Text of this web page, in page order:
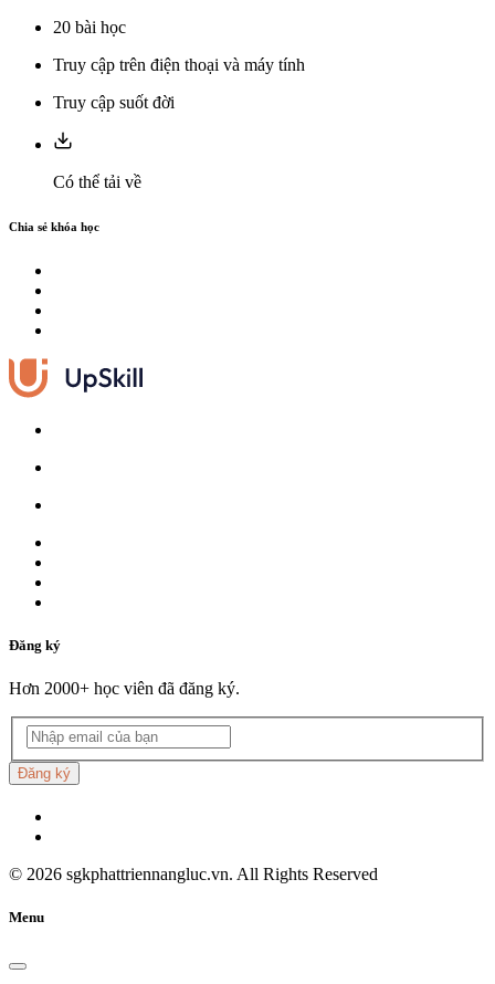
20 bài học
Truy cập trên điện thoại và máy tính
Truy cập suốt đời
Có thể tải về
Chia sẻ khóa học
Đăng ký
Hơn 2000+ học viên đã đăng ký.
Đăng ký
© 2026 sgkphattriennangluc.vn. All Rights Reserved
Menu